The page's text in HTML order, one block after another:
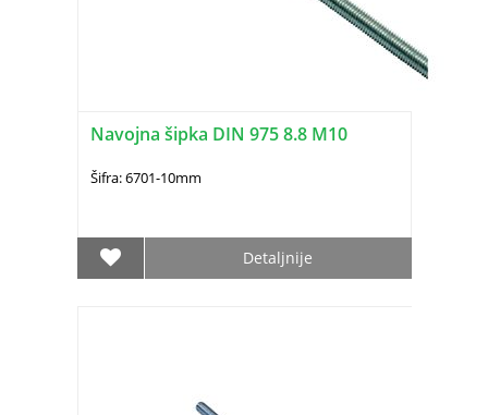
Navojna šipka DIN 975 8.8 M10
Šifra: 6701-10mm
Detaljnije